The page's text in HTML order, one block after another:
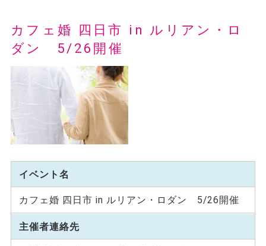
カフェ婚 四日市 in ルリアン・ロ
ダン 5/26開催
イベント名
カフェ婚 四日市 in ルリアン・ロダン 5/26開催
主催者連絡先